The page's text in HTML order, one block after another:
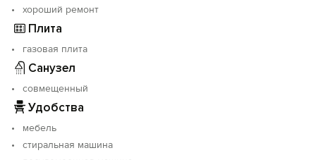
хороший ремонт
Плита
газовая плита
Санузел
совмещенный
Удобства
мебель
стиральная машина